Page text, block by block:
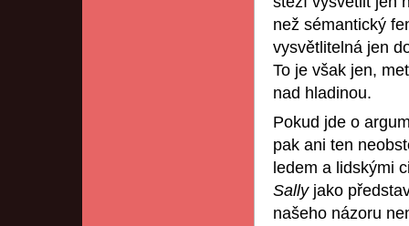
než sémantický
vysvětlitelná jen
To je však jen,
nad hladinou.
Pokud jde o
pak ani ten
ledem a lidskými
Sally jako
našeho názoru